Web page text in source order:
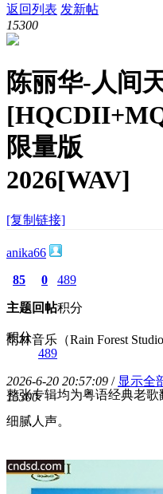
返回列表 发新帖
15300
陈丽华-人间
限量版
2026[WAV]
[复制链接]
anika66
85
主题
0
回帖
489
积分
积分
489
2026-6-20 20:57:09 / 显示全
15300
雨林音乐（Rain Forest
整张专辑均为粤语经典老
细腻人声。